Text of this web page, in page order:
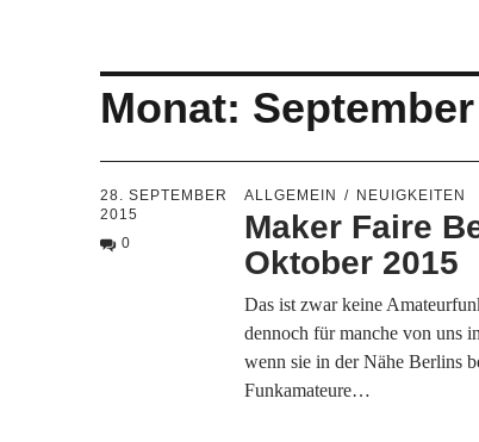
Monat:
28. SEPTEMBER
2015
0
ALLGEMEIN NEUIGKEITEN
Maker Faire
Oktober 2015
Das ist zwar keine
dennoch für manche von uns
wenn sie in der Nähe Berlins
Funkamateure…